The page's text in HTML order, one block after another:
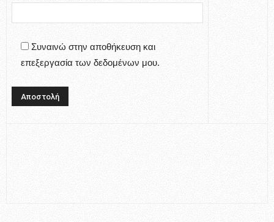
Συναινώ στην αποθήκευση και
επεξεργασία των δεδομένων μου.